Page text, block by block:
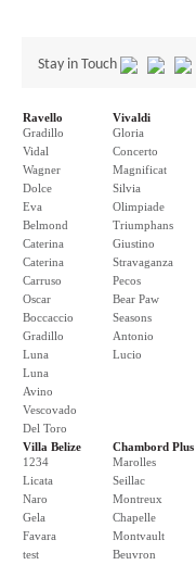
Stay in Touch
Ravello
Gradillo
Vidal
Wagner
Dolce
Eva
Belmond
Caterina
Caterina
Carruso
Oscar
Boccaccio
Gradillo
Luna
Luna
Avino
Vescovado
Del Toro
Vivaldi
Gloria
Concerto
Magnificat
Silvia
Olimpiade
Triumphans
Giustino
Stravaganza
Pecos
Bear Paw
Seasons
Antonio
Lucio
Villa Belize
1234
Licata
Naro
Gela
Favara
test
Chambord Plus
Marolles
Seillac
Montreux
Chapelle
Montvault
Beuvron